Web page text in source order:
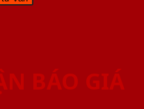
BÁO GIÁ